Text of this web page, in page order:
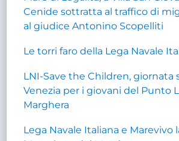
Cenide sottratta al traffico di
al giudice Antonino Scopelliti
Le torri faro della Lega Navale
LNI-Save the Children, giornata
Venezia per i giovani del Punto
Marghera
Lega Navale Italiana e Marevivo